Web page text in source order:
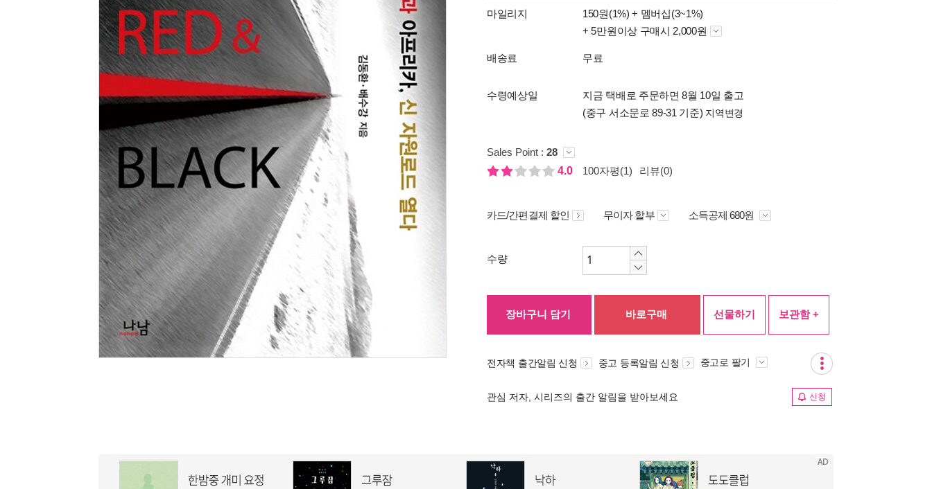
마일리지 150원(1%) + 멤버십(3~1%)
+ 5만원이상 구매시 2,000원
배송료 무료
수령예상일
지금 택배로 주문하면 8월 10일 출고
(중구 서소문로 89-31 기준) 지역변경
Sales Point : 28
4.0
100자평(1) 리뷰(0)
카드/간편결제 할인 무이자 할부 소득공제 680원
수량
장바구니 담기 바로구매 선물하기 보관함 +
전자책 출간알림 신청 중고 등록알림 신청 중고로 팔기
관심 저자, 시리즈의 출간 알림을 받아보세요 신청